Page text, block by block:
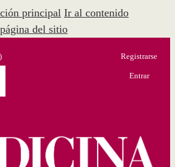
principal Ir al contenido
del sitio
Registrarse
Entrar